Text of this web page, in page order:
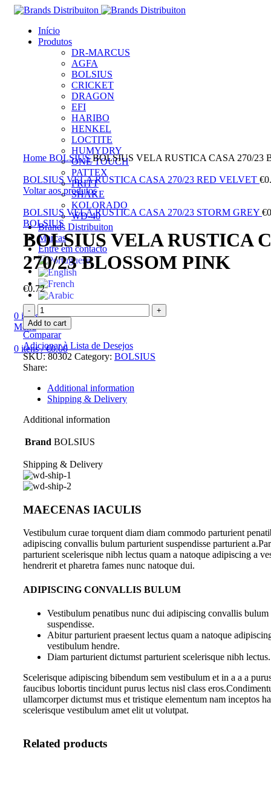
Início
Produtos
DR-MARCUS
AGFA
BOLSIUS
CRICKET
DRAGON
EFI
HARIBO
HENKEL
LOCTITE
HUMYDRY
ONE TOUCH
PATTEX
PRITT
SHAKE
KOLORADO
WD-40
Brands Distribuiton
Marcas
Entre em contacto
0 itens / €0.00
Menu
0 itens / €0.00
Clique para ampliar
Home BOLSIUSBOLSIUS VELA RUSTICA CASA 270/23
BOLSIUS VELA RUSTICA CASA 270/23 RED VELVET €
Voltar aos produtos
BOLSIUS VELA RUSTICA CASA 270/23 STORM GREY €
BOLSIUS
BOLSIUS VELA RUSTICA
270/23 BLOSSOM PINK
€0.72
BOLSIUS
VELA
RUSTICA
CASA
270/23
BLOSSOM
PINK
quantity
Add to cart
Comparar
Adicionar à Lista de Desejos
SKU:80302 Category: BOLSIUS
Share:
Additional information
Shipping & Delivery
Additional information
Brand BOLSIUS
Shipping & Delivery
MAECENAS IACULIS
Vestibulum curae torquent diam diam commodo parturient
adipiscing convallis bulum parturient suspendisse parturient
parturient scelerisque nibh lectus quam a natoque adipiscing a
hendrerit et pharetra fames nunc natoque dui.
ADIPISCING CONVALLIS BULUM
Vestibulum penatibus nunc dui adipiscing convallis bulum
suspendisse.
Abitur parturient praesent lectus quam a natoque
vestibulum hendre.
Diam parturient dictumst parturient scelerisque nibh lectus.
Scelerisque adipiscing bibendum sem vestibulum et in a a a
faucibus lobortis tincidunt purus lectus nisl class
ullamcorper dictumst mus et tristique elementum nam inceptos
scelerisque vestibulum amet elit ut volutpat.
Related products